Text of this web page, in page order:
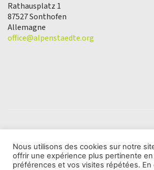
Rathausplatz 1
87527 Sonthofen
Allemagne
office@alpenstaedte.org
© Copyright 2025 | L'association Ville des
Nous utilisons des cookies sur notre
offrir une expérience plus pertinente
préférences et vos visites répétées. En